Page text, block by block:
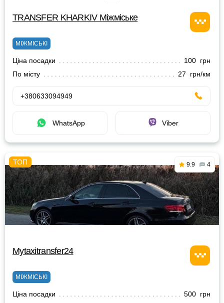
TRANSFER KHARKIV Міжміське
МІЖМІСЬКІ
Ціна посадки
100 грн
По місту
27 грн/км
+380633094949
WhatsApp Viber
9.9 4
Mytaxitransfer24
МІЖМІСЬКІ
Ціна посадки
500 грн